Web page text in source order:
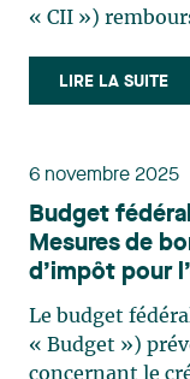
« CII »)
de gaz à effet
économique et
LIRE LA SUITE
6 novembre 2025
Budget
Mesures de
d’impôt pour
critiques et
d’impôt à
Le budget
« Budget »)
concernant le